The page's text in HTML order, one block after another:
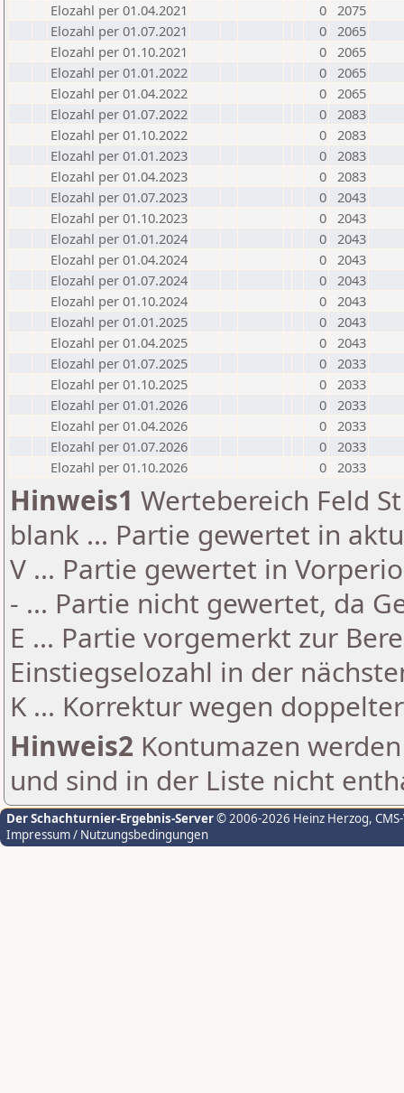
Elozahl per 01.04.2021
0 2075
Elozahl per 01.07.2021
0 2065
Elozahl per 01.10.2021
0 2065
Elozahl per 01.01.2022
0 2065
Elozahl per 01.04.2022
0 2065
Elozahl per 01.07.2022
0 2083
Elozahl per 01.10.2022
0 2083
Elozahl per 01.01.2023
0 2083
Elozahl per 01.04.2023
0 2083
Elozahl per 01.07.2023
0 2043
Elozahl per 01.10.2023
0 2043
Elozahl per 01.01.2024
0 2043
Elozahl per 01.04.2024
0 2043
Elozahl per 01.07.2024
0 2043
Elozahl per 01.10.2024
0 2043
Elozahl per 01.01.2025
0 2043
Elozahl per 01.04.2025
0 2043
Elozahl per 01.07.2025
0 2033
Elozahl per 01.10.2025
0 2033
Elozahl per 01.01.2026
0 2033
Elozahl per 01.04.2026
0 2033
Elozahl per 01.07.2026
0 2033
Elozahl per 01.10.2026
0 2033
Hinweis1 Wertebereich Feld
blank ... Partie gewertet in
V ... Partie gewertet in
- ... Partie nicht gewertet, da
E ... Partie vorgemerkt zur
Einstiegselozahl in der
K ... Korrektur wegen
Hinweis2 Kontumazen
und sind in der Liste nicht
Der Schachturnier-Ergebnis-Server© 2006-2026 Heinz Herzog,
Impressum / Nutzungsbedingungen